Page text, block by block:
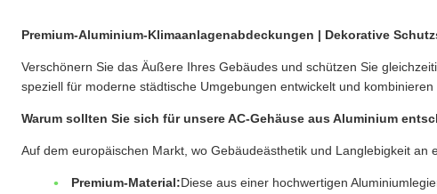
Premium-Aluminium-Klimaanlagenabdeckungen | Dekorative
Verschönern Sie das Äußere Ihres Gebäudes und schützen Sie
speziell für moderne städtische Umgebungen entwickelt und
Warum sollten Sie sich für unsere AC-Gehäuse aus Aluminium
Auf dem europäischen Markt, wo Gebäudeästhetik und Langlebigkeit
Premium-Material:Diese aus einer hochwertigen